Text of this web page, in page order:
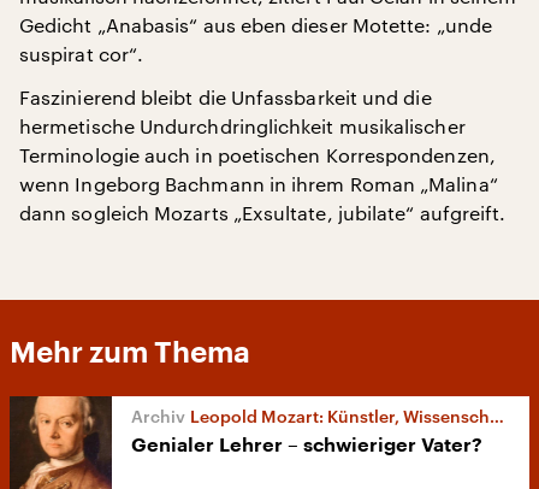
Gedicht „Anabasis“ aus eben dieser Motette: „unde
suspirat cor“.
Faszinierend bleibt die Unfassbarkeit und die
hermetische Undurchdringlichkeit musikalischer
Terminologie auch in poetischen Korrespondenzen,
wenn Ingeborg Bachmann in ihrem Roman „Malina“
dann sogleich Mozarts „Exsultate, jubilate“ aufgreift.
Mehr zum Thema
Leopold Mozart: Künstler, Wissenschaftler, Pädagoge
Genialer Lehrer – schwieriger Vater?